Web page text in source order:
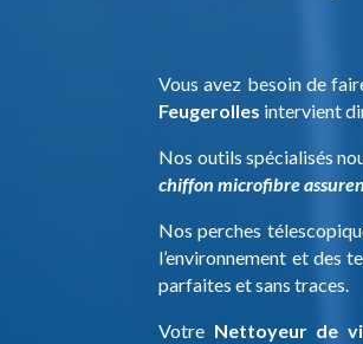
Vous avez besoin de
Feugerolles intervient
Nos outils spécialisés
chiffon microfibre
Nos perches
l’environnement et des
parfaites et sans traces.
Votre Nettoyeur de